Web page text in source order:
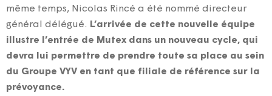
même temps, Nicolas Rincé a été nommé directeur
général délégué. L’arrivée de cette nouvelle équipe
illustre l’entrée de Mutex dans un nouveau cycle, qui
devra lui permettre de prendre toute sa place au sein
du Groupe VYV en tant que filiale de référence sur la
prévoyance.